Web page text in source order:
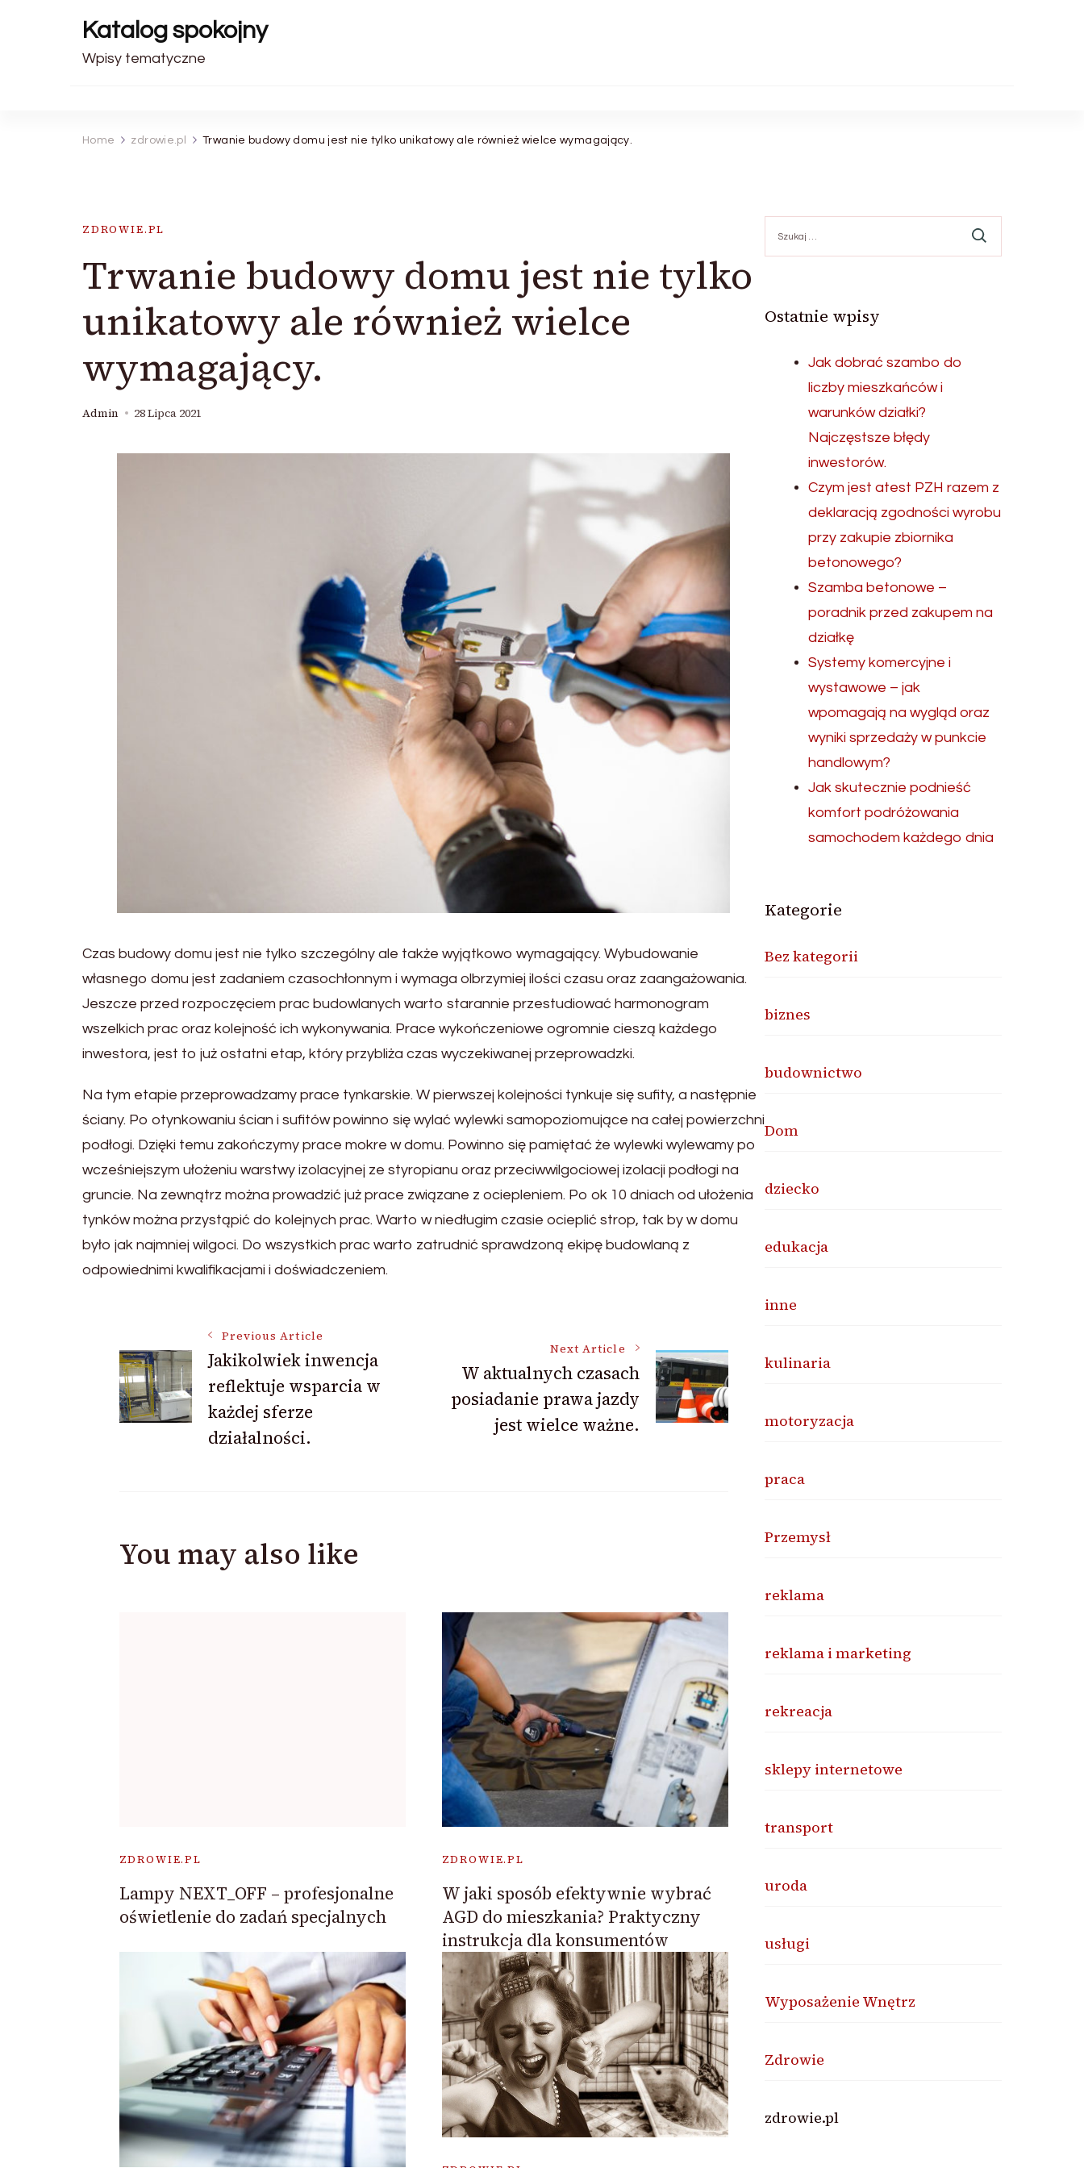
Katalog spokojny
Wpisy tematyczne
Home zdrowie.pl Trwanie budowy domu jest nie tylko unikatowy ale również wielce wymagający.
ZDROWIE.PL
Trwanie budowy domu jest nie tylko
unikatowy ale również wielce
wymagający.
Admin 28 Lipca 2021
Czas budowy domu jest nie tylko szczególny ale także wyjątkowo wymagający. Wybudowanie
własnego domu jest zadaniem czasochłonnym i wymaga olbrzymiej ilości czasu oraz zaangażowania.
Jeszcze przed rozpoczęciem prac budowlanych warto starannie przestudiować harmonogram
wszelkich prac oraz kolejność ich wykonywania. Prace wykończeniowe ogromnie cieszą każdego
inwestora, jest to już ostatni etap, który przybliża czas wyczekiwanej przeprowadzki.
Na tym etapie przeprowadzamy prace tynkarskie. W pierwszej kolejności tynkuje się sufity, a następnie
ściany. Po otynkowaniu ścian i sufitów powinno się wylać wylewki samopoziomujące na całej powierzchni
podłogi. Dzięki temu zakończymy prace mokre w domu. Powinno się pamiętać że wylewki wylewamy po
wcześniejszym ułożeniu warstwy izolacyjnej ze styropianu oraz przeciwwilgociowej izolacji podłogi na
gruncie. Na zewnątrz można prowadzić już prace związane z ociepleniem. Po ok 10 dniach od ułożenia
tynków można przystąpić do kolejnych prac. Warto w niedługim czasie ocieplić strop, tak by w domu
było jak najmniej wilgoci. Do wszystkich prac warto zatrudnić sprawdzoną ekipę budowlaną z
odpowiednimi kwalifikacjami i doświadczeniem.
Post
Navigation
Previous Article
Jakikolwiek inwencja
reflektuje wsparcia w
każdej sferze
działalności.
Next Article
W aktualnych czasach
posiadanie prawa jazdy
jest wielce ważne.
You may also like
ZDROWIE.PL
Lampy NEXT_OFF – profesjonalne
oświetlenie do zadań specjalnych
ZDROWIE.PL
W jaki sposób efektywnie wybrać
AGD do mieszkania? Praktyczny
instrukcja dla konsumentów
Ostatnie wpisy
Jak dobrać szambo do
liczby mieszkańców i
warunków działki?
Najczęstsze błędy
inwestorów.
Czym jest atest PZH razem z
deklaracją zgodności wyrobu
przy zakupie zbiornika
betonowego?
Szamba betonowe –
poradnik przed zakupem na
działkę
Systemy komercyjne i
wystawowe – jak
wpomagają na wygląd oraz
wyniki sprzedaży w punkcie
handlowym?
Jak skutecznie podnieść
komfort podróżowania
samochodem każdego dnia
Kategorie
Bez kategorii
biznes
budownictwo
Dom
dziecko
edukacja
inne
kulinaria
motoryzacja
praca
Przemysł
reklama
reklama i marketing
rekreacja
sklepy internetowe
transport
uroda
usługi
Wyposażenie Wnętrz
Zdrowie
zdrowie.pl